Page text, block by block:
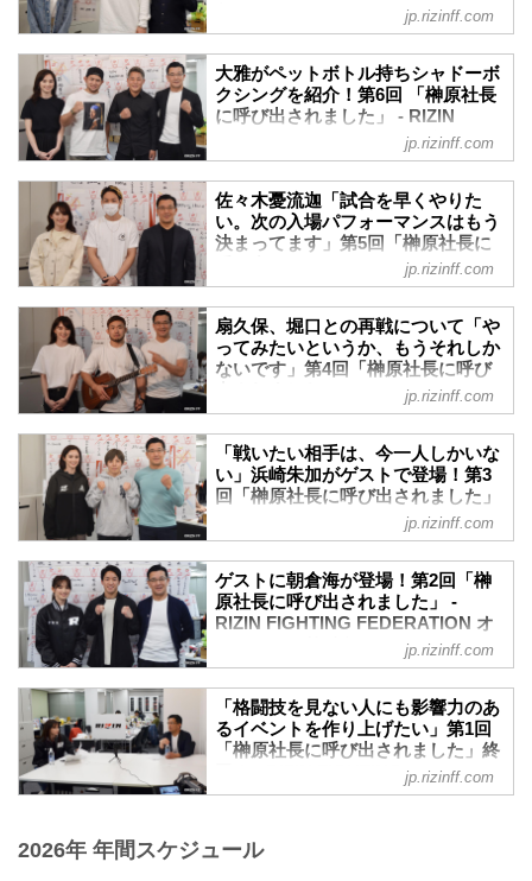
FEDERATION オフィシャルサイト
本日のYoutubeライブ配信「榊原社長に呼
び出されました」に“KRAZY BEEのお祭
り漢”こと矢地祐介がゲストとして登場！
矢地への質問一発目は、榊原CEOお決ま
りの「日々、なにしてるの？」の一言か
矢地は「家の中で簡単な自重トレーニン
グなど、できる限りのことをしてます」
と笑顔で話した。また「次の試合が決ま
っていない中でのモチベーションはどう
してる？」と質問されると「逆に、試合
がない期間が今までなかったのでポジテ
ィブに捉え、この期間を自分の能力アッ
プの期間としています。モチ...
jp.rizinff.com
大雅がペットボトル持ちシャドーボ
クシングを紹介！第6回 「榊原社長
に呼び出されました」 - RIZIN
FIGHTING FEDERATION オフィシ
ャルサイト
本日5月13日（水）のYoutubeライブ配信
「榊原社長に呼び出されました」のゲス
トとして、RIZINファイターの大雅が登
場！
榊原信行CEOとRIZINアンバサダーのく
るみに呼び込まれて大雅が登場し、ライ
ブ配信がスタート。MCの2人とともに番
組を盛り上げた。
番組冒頭、榊原CEOが「大雅って今、何
歳なの？」といきなり質問。「今年で24
です。デビューは高校一年生の時です」
と大雅が回答すると「デビューが早いか
ら格闘技界に長く居るイメージだけど、
まだむちゃくちゃ若いんだな」と驚きの
声を上げた。...
jp.rizinff.com
佐々木憂流迦「試合を早くやりた
い。次の入場パフォーマンスはもう
決まってます」第5回「榊原社長に
呼び出されました」 - RIZIN
FIGHTING FEDERATION オフィシ
ャルサイト
「榊原社長に呼び出されました」3日連続
ライブ配信の最終日のゲストは“摩天楼の
鞍馬天狗” 佐々木憂流迦が登場！
榊原信行CEOとRIZINアンバサダーのく
人とともに番組を盛り上げた。
番組冒頭、榊原CEOから10月の試合で負
傷した怪我の状況について尋ねられる
と、憂流迦は「痛みはなくなっていて、
骨自体もだいぶくっついています。ただ
もう一度手術する予定だったが、このコ
ロナの影響で延期になった」と話した。
もう一度手術しないと完治しないという
現状をカメラの前で明...
jp.rizinff.com
扇久保、堀口との再戦について「や
ってみたいというか、もうそれしか
ないです」第4回「榊原社長に呼び
出されました」 - RIZIN FIGHTING
FEDERATION オフィシャルサイト
昨夜に引き続き、都内のRIZIN事務局から
Youtubeライブ配信が行われた「榊原社長
に呼び出されました」。3日連続配信の2
大晦日に元パンクラス王者・石渡伸太郎
吉田拓郎の「落陽」を扇久保が唄いなが
らライブ配信がスタート。これには榊原
CEOも「すごいね」の一言。「落陽」を
唄いきった扇久保は「試合よりも緊張し
ました」と、はにかんで見せた。
榊原CEOから「どんな生活を送ってる
の？」と質問されると、扇久保は「対人
練習が出来ないので、走...
jp.rizinff.com
「戦いたい相手は、今一人しかいな
い」浜崎朱加がゲストで登場！第3
回「榊原社長に呼び出されました」
- RIZIN FIGHTING FEDERATION
オフィシャルサイト
3日連続ライブ配信が決定したYoutubeラ
イブ配信番組「榊原社長に呼び出されま
した」が、5月6日（水・祝）RIZIN事務局
3日連続配信の初日ゲストとして、RIZIN
頭、榊原信行CEOとRIZINアンバサダー
のくるみに呼び込まれて登場した浜崎
は、2人とともに番組を盛り上げた。
番組冒頭、メガイベント開催について話
が及ぶと榊原CEOから「次の試合、いつ
それに対し浜崎は「正直、1ヶ月半は欲し
いですね。対人練習...
jp.rizinff.com
ゲストに朝倉海が登場！第2回「榊
原社長に呼び出されました」 -
RIZIN FIGHTING FEDERATION オ
「榊原社長に呼び出されました」が、4月
29日（水）RIZIN事務局にて行われた。
第2回となる今回は、ゲストにRIZINファ
RIZINアンバサダーのくるみとともに番組
ると、榊原CEOが「（昨年の大晦日）あ
jp.rizinff.com
「格闘技を見ない人にも影響力のあ
るイベントを作り上げたい」第1回
「榊原社長に呼び出されました」終
FEDERATION オフィシャルサイト
「榊原社長に呼び出されました」の
jp.rizinff.com
2026年 年間スケジュール